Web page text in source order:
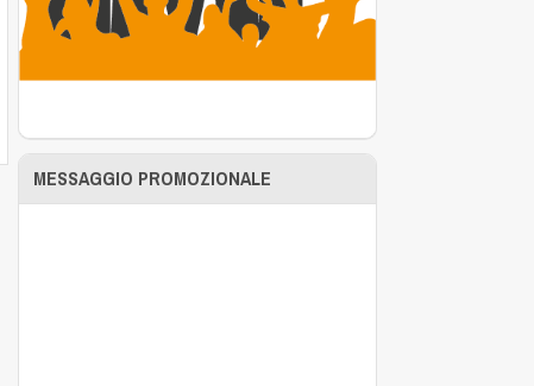
MESSAGGIO PROMOZIONALE